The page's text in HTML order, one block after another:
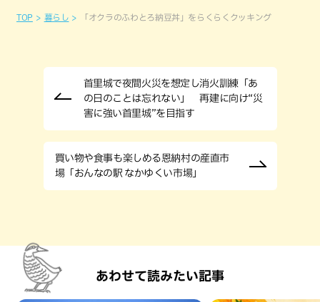
TOP 暮らし 「オクラのふわとろ納豆丼」をらくらくクッキング
首里城で夜間火災を想定し消火訓練「あ
の日のことは忘れない」 再建に向け“災
害に強い首里城”を目指す
買い物や食事も楽しめる恩納村の産直市
場「おんなの駅 なかゆくい市場」
あわせて読みたい記事